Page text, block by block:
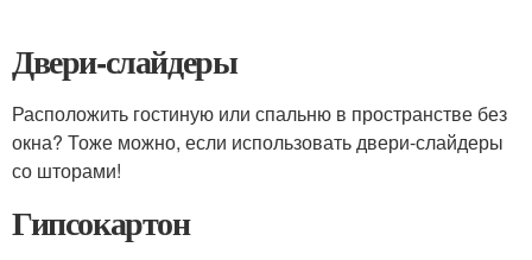
Двери-слайдеры
Расположить гостиную или спальню в пространстве без
окна? Тоже можно, если использовать двери-слайдеры
со шторами!
Гипсокартон